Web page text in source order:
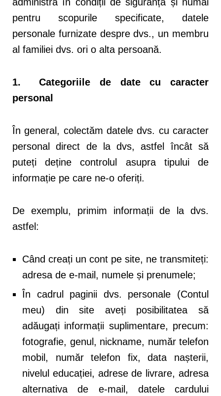
pentru scopurile specificate, datele
personale furnizate despre dvs., un membru
al familiei dvs. ori o alta persoană.
1. Categoriile de date cu caracter
personal
În general, colectăm datele dvs. cu caracter
personal direct de la dvs, astfel încât să
puteți deține controlul asupra tipului de
informație pe care ne-o oferiți.
De exemplu, primim informații de la dvs.
astfel:
Când creați un cont pe site, ne transmiteți:
adresa de e-mail, numele și prenumele;
În cadrul paginii dvs. personale (Contul
meu) din site aveți posibilitatea să
adăugați informații suplimentare, precum:
fotografie, genul, nickname, număr telefon
mobil, număr telefon fix, data nașterii,
nivelul educației, adrese de livrare, adresa
alternativa de e-mail, datele cardului